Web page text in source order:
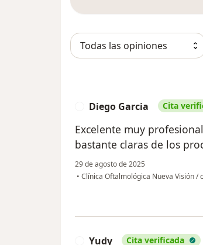
Diego Garcia Cita
Excelente muy
bastante claras de los
29 de agosto de 2025
• Clínica Oftalmológica Nueva Visión /
Yudy Cita verificada